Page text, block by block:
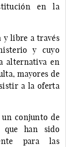
en la
y libre a través
y cuyo
alternativa en
mayores de
a la oferta
conjunto de
que han sido
para las